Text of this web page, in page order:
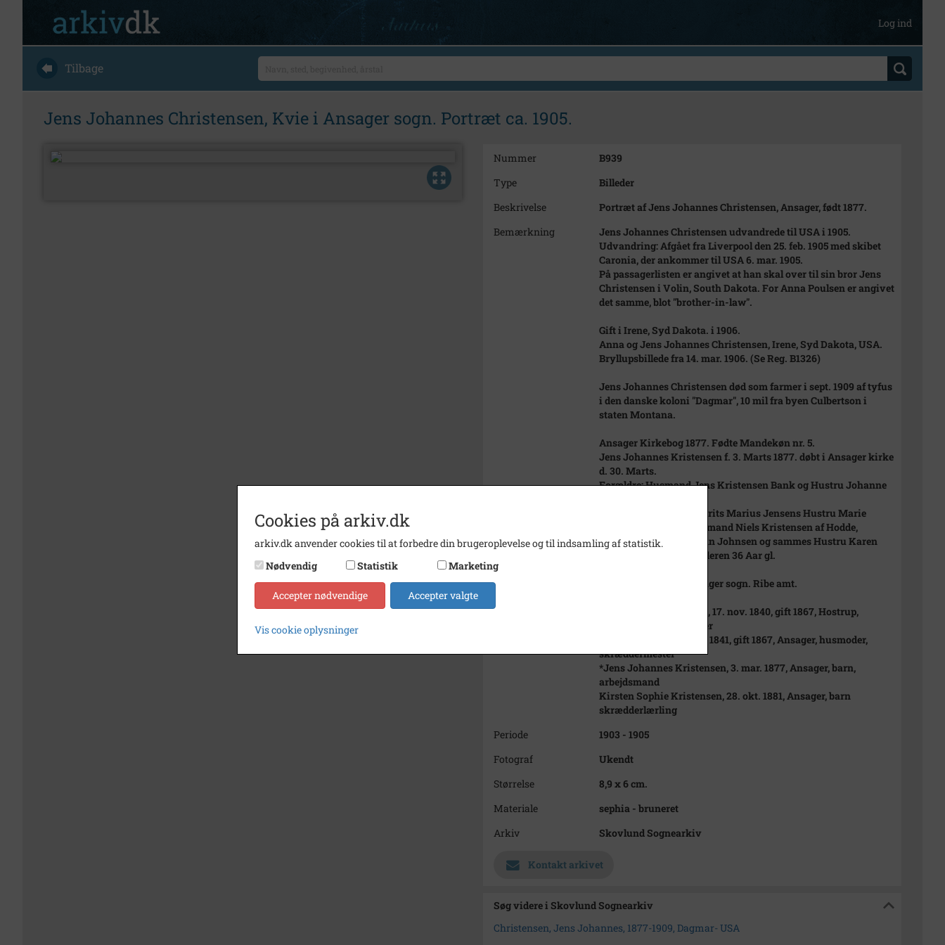
Log ind
Tilbage
Jens Johannes Christensen, Kvie i Ansager sogn. Portræt ca. 1905.
Nummer
B939
Type
Billeder
Beskrivelse
Portræt af Jens Johannes Christensen, Ansager, født 1877.
Bemærkning
Jens Johannes Christensen udvandrede til USA i 1905.
Udvandring: Afgået fra Liverpool den 25. feb. 1905 med skibet
Caronia, der ankommer til USA 6. mar. 1905.
På passagerlisten er angivet at han skal over til sin bror Jens
Christensen i Volin, South Dakota. For Anna Poulsen er angivet
det samme, blot "brother-in-law".
Gift i Irene, Syd Dakota. i 1906.
Anna og Jens Johannes Christensen, Irene, Syd Dakota, USA.
Bryllupsbillede fra 14. mar. 1906. (Se Reg. B1326)
Jens Johannes Christensen død som farmer i sept. 1909 af tyfus
i den danske koloni "Dagmar", 10 mil fra byen Culbertson i
staten Montana.
Ansager Kirkebog 1877. Fødte Mandekøn nr. 5.
Jens Johannes Kristensen f. 3. Marts 1877. døbt i Ansager kirke
d. 30. Marts.
Forældre: Husmand Jens Kristensen Bank og Hustru Johanne
Baaret af Husmand Laurits Marius Jensens Hustru Marie
Jensen af Ansager, Husmand Niels Kristensen af Hodde,
Husmand Jeppe Kristian Johnsen og sammes Hustru Karen
Jensen af Ansager. Moderen 36 Aar gl.
Folketælling 1901. Ansager sogn. Ribe amt.
Jens Kristensen (Bank), 17. nov. 1840, gift 1867, Hostrup,
husfader, snedkermester
Johanne Jensen, 2. maj 1841, gift 1867, Ansager, husmoder,
skræddermester
*Jens Johannes Kristensen, 3. mar. 1877, Ansager, barn,
arbejdsmand
Kirsten Sophie Kristensen, 28. okt. 1881, Ansager, barn
skrædderlærling
Periode
1903 - 1905
Fotograf
Ukendt
Størrelse
8,9 x 6 cm.
Materiale
sephia - bruneret
Arkiv
Skovlund Sognearkiv
Kontakt arkivet
Søg videre i Skovlund Sognearkiv
Christensen, Jens Johannes, 1877-1909, Dagmar- USA
Cookies på arkiv.dk
arkiv.dk anvender cookies til at forbedre din brugeroplevelse og til indsamling af statistik.
Nødvendig
Statistik Marketing
Accepter nødvendige Accepter valgte
Vis cookie oplysninger